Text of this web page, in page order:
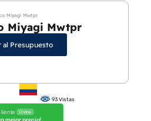
Miyagi Mwtpr
Miyagi Mwtpr
al Presupuesto
Online
93 Vistas